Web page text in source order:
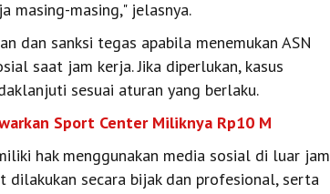
masing-masing," jelasnya.
dan sanksi tegas apabila menemukan ASN
saat jam kerja. Jika diperlukan, kasus
sesuai aturan yang berlaku.
Sport Center Miliknya Rp10 M
hak menggunakan media sosial di luar jam
dilakukan secara bijak dan profesional, serta